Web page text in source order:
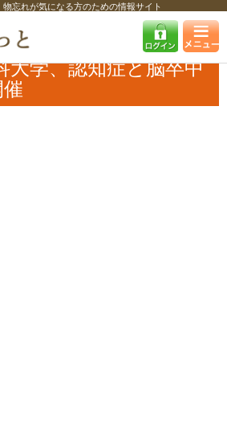
忘れが気になる方のための情報サイト
ュース イベント
3/2、関西医科大学、認知
大学、認知症と脳卒中